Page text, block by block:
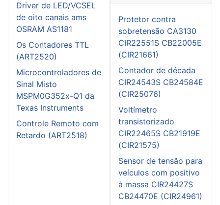
Driver de LED/VCSEL
de oito canais ams
OSRAM AS1181
Os Contadores TTL
(ART2520)
Microcontroladores de
Sinal Misto
MSPM0G352x-Q1 da
Texas Instruments
Controle Remoto com
Retardo (ART2518)
Protetor contra
sobretensão CA3130
CIR22551S CB22005E
(CIR21661)
Contador de década
CIR24543S CB24584E
(CIR25076)
Voltímetro
transistorizado
CIR22465S CB21919E
(CIR21575)
Sensor de tensão para
veículos com positivo
à massa CIR24427S
CB24470E (CIR24961)